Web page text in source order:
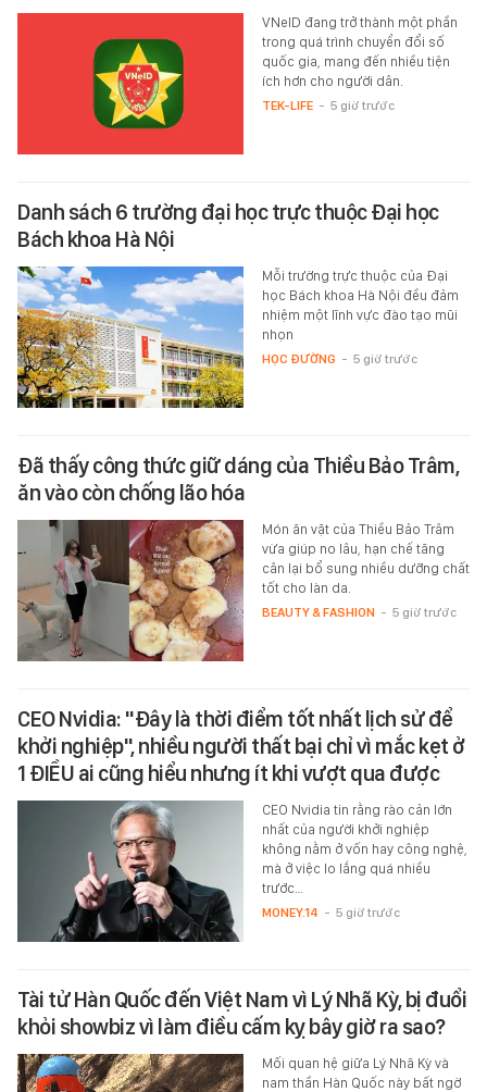
VNeID đang trở thành một phần
trong quá trình chuyển đổi số
quốc gia, mang đến nhiều tiện
ích hơn cho người dân.
TEK-LIFE - 5 giờ trước
Danh sách 6 trường đại học trực thuộc Đại học
Bách khoa Hà Nội
Mỗi trường trực thuộc của Đại
học Bách khoa Hà Nội đều đảm
nhiệm một lĩnh vực đào tạo mũi
nhọn
HỌC ĐƯỜNG - 5 giờ trước
Đã thấy công thức giữ dáng của Thiều Bảo Trâm,
ăn vào còn chống lão hóa
Món ăn vặt của Thiều Bảo Trâm
vừa giúp no lâu, hạn chế tăng
cân lại bổ sung nhiều dưỡng chất
tốt cho làn da.
BEAUTY & FASHION - 5 giờ trước
CEO Nvidia: "Đây là thời điểm tốt nhất lịch sử để
khởi nghiệp", nhiều người thất bại chỉ vì mắc kẹt ở
1 ĐIỀU ai cũng hiểu nhưng ít khi vượt qua được
CEO Nvidia tin rằng rào cản lớn
nhất của người khởi nghiệp
không nằm ở vốn hay công nghệ,
mà ở việc lo lắng quá nhiều
trước…
MONEY.14 - 5 giờ trước
Tài tử Hàn Quốc đến Việt Nam vì Lý Nhã Kỳ, bị đuổi
khỏi showbiz vì làm điều cấm kỵ bây giờ ra sao?
Mối quan hệ giữa Lý Nhã Kỳ và
nam thần Hàn Quốc này bất ngờ